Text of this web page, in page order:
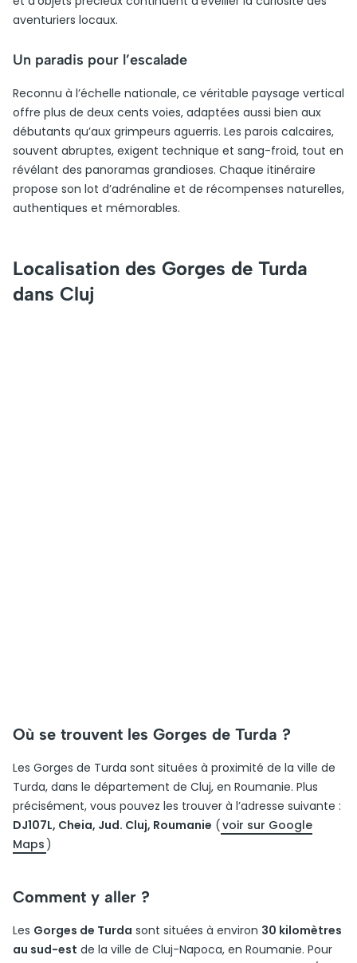
aventuriers locaux.
Un paradis pour l’escalade
Reconnu à l’échelle nationale, ce véritable paysage vertical
offre plus de deux cents voies, adaptées aussi bien aux
débutants qu’aux grimpeurs aguerris. Les parois calcaires,
souvent abruptes, exigent technique et sang-froid, tout en
révélant des panoramas grandioses. Chaque itinéraire
propose son lot d’adrénaline et de récompenses naturelles,
authentiques et mémorables.
Localisation des Gorges de Turda
dans Cluj
Où se trouvent les Gorges de Turda ?
Les Gorges de Turda sont situées à proximité de la ville de
Turda, dans le département de Cluj, en Roumanie. Plus
précisément, vous pouvez les trouver à l’adresse suivante :
DJ107L, Cheia, Jud. Cluj, Roumanie (voir sur Google
Maps )
Comment y aller ?
Les Gorges de Turda sont situées à environ 30 kilomètres
au sud-est de la ville de Cluj-Napoca, en Roumanie. Pour